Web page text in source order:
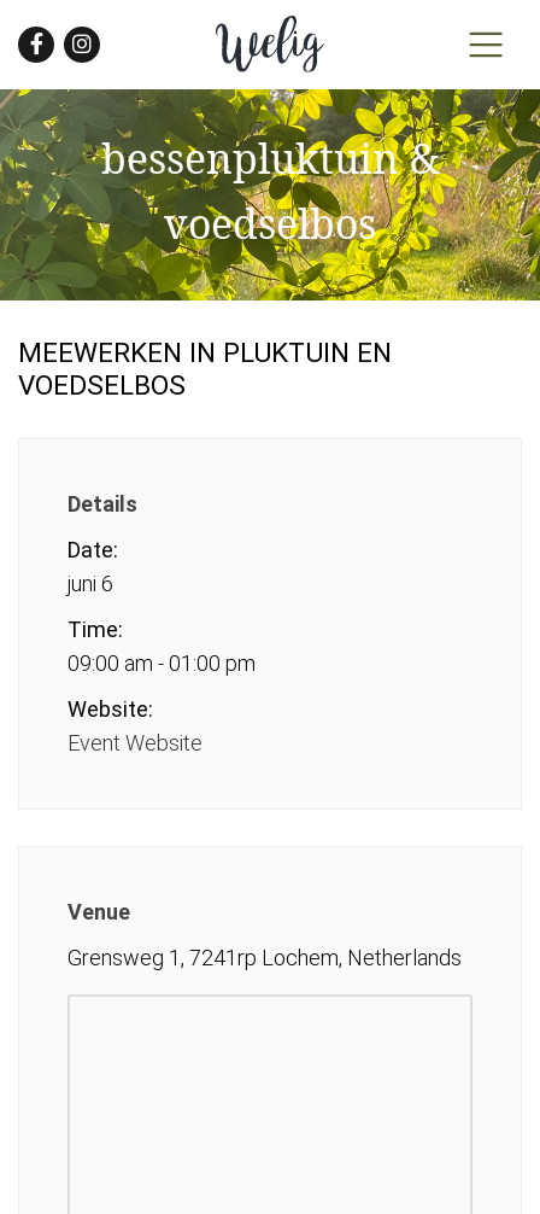
content
bessenpluktuin &
voedselbos
MEEWERKEN IN PLUKTUIN EN
VOEDSELBOS
Details
Date:
juni 6
Time:
09:00 am - 01:00 pm
Website:
Event Website
Venue
Grensweg 1, 7241rp Lochem, Netherlands